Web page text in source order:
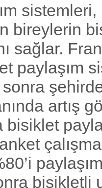
bireylerin
sağlar.
paylaşım
sonra
artış
bisiklet
bisikletli